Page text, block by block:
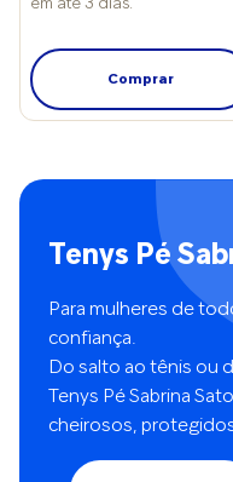
em até 3 dias.
Comprar
Tenys Pé
Para mulheres de
confiança.
Do salto ao tênis ou
Tenys Pé Sabrina
cheirosos,